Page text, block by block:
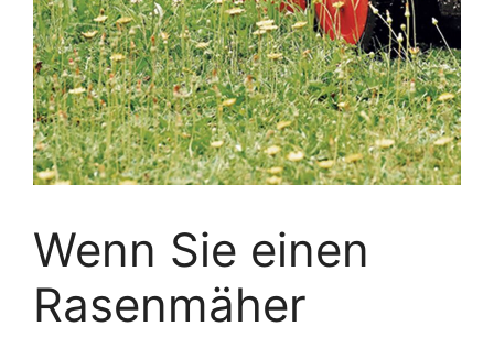
Wenn Sie einen
Rasenmäher